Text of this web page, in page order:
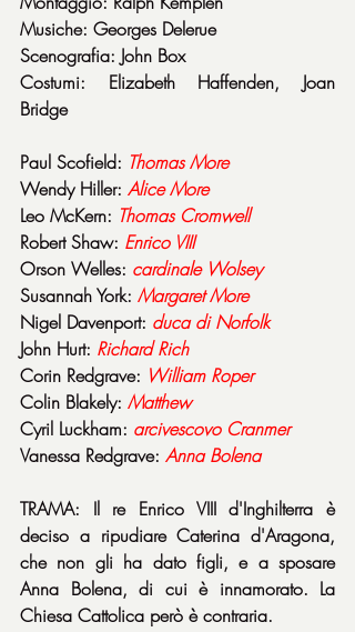
Musiche: Georges Delerue
Scenografia: John Box
Costumi: Elizabeth Haffenden, Joan
Bridge
Paul Scofield: Thomas More
Wendy Hiller: Alice More
Leo McKern: Thomas Cromwell
Robert Shaw: Enrico VIII
Orson Welles: cardinale Wolsey
Susannah York: Margaret More
Nigel Davenport: duca di Norfolk
John Hurt: Richard Rich
Corin Redgrave: William Roper
Colin Blakely: Matthew
Cyril Luckham: arcivescovo Cranmer
Vanessa Redgrave: Anna Bolena
TRAMA: Il re Enrico VIII d'Inghilterra è
deciso a ripudiare Caterina d'Aragona,
che non gli ha dato figli, e a sposare
Anna Bolena, di cui è innamorato. La
Chiesa Cattolica però è contraria.